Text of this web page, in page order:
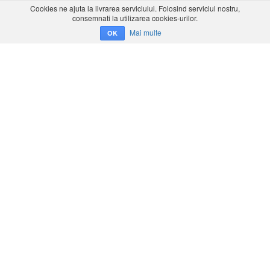
Cookies ne ajuta la livrarea serviciului. Folosind serviciul nostru,
consemnati la utilizarea cookies-urilor.
OK Mai multe